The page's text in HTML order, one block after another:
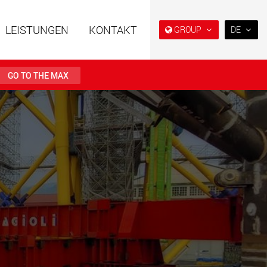
GROUP
in
Bauweise für
von 15 t bis 123 t
Semi-Tieflader und Tieflader,
konzipiert für den US-Markt.
www.maxtrailer.us
für
von 20 t bis 500 t
Batteriebetriebene
Elektrofahrzeuge mit
Nutzlasten ab 5 t
SPMT und
DE
IT
ES
日本
PT(BR)
LEISTUNGEN KONTAKT
GO TO THE MAX